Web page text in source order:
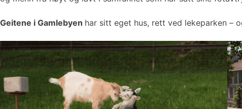
Geitene i Gamlebyen har sitt eget hus, rett ved lekeparken –